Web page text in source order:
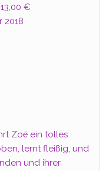
€
2018
Zoë ein tolles
lernt fleißig, und
und ihrer